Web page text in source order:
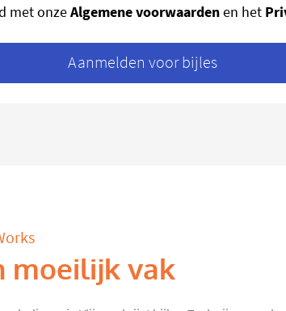
met onzeAlgemene voorwaardenen het
Aanmelden voor bijles
moeilijk vak